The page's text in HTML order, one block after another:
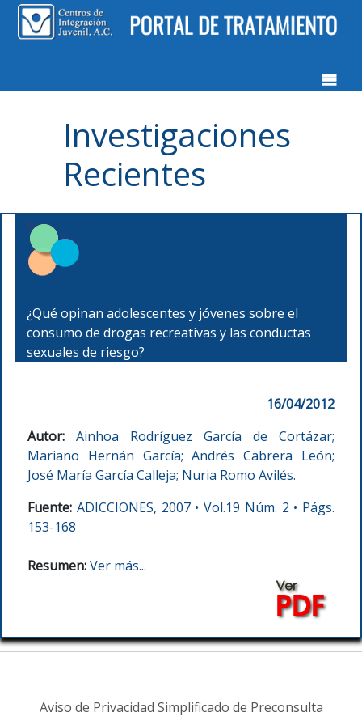
Investigaciones
Recientes
¿Qué opinan adolescentes y jóvenes sobre el
consumo de drogas recreativas y las conductas
sexuales de riesgo?
16/04/2012
Autor: Ainhoa Rodríguez García de Cortázar;
Mariano Hernán García; Andrés Cabrera León;
José María García Calleja; Nuria Romo Avilés.
Fuente: ADICCIONES, 2007 • Vol.19 Núm. 2 • Págs.
153-168
Resumen:Ver más...
Aviso de Privacidad Simplificado de Preconsulta